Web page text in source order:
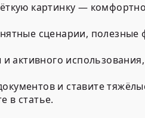
картинку — комфортно
сценарии, полезные
использования,
и ставите
в статье.